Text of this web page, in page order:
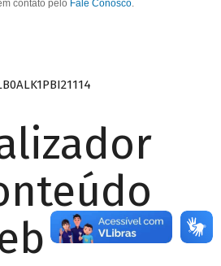
contato pelo Fale Conosco.